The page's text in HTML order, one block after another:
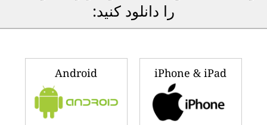
را دانلود کنید:
iPhone & iPad
Android